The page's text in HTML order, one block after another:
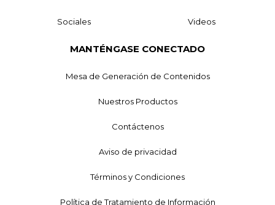
Sociales Videos
MANTÉNGASE CONECTADO
Mesa de Generación de Contenidos
Nuestros Productos
Contáctenos
Aviso de privacidad
Términos y Condiciones
Política de Tratamiento de Información